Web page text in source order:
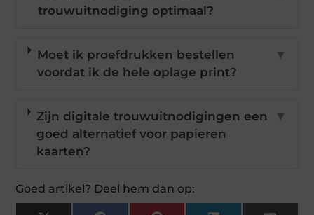
trouwuitnodiging optimaal?
Moet ik proefdrukken bestellen
voordat ik de hele oplage print?
▼
Zijn digitale trouwuitnodigingen een
goed alternatief voor papieren
kaarten?
▼
Goed artikel? Deel hem dan op: